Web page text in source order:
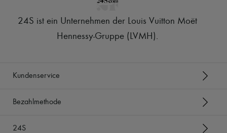
24S ist ein Unternehmen der Louis Vuitton Moët
Hennessy-Gruppe (LVMH).
Kundenservice
Bezahlmethode
24S